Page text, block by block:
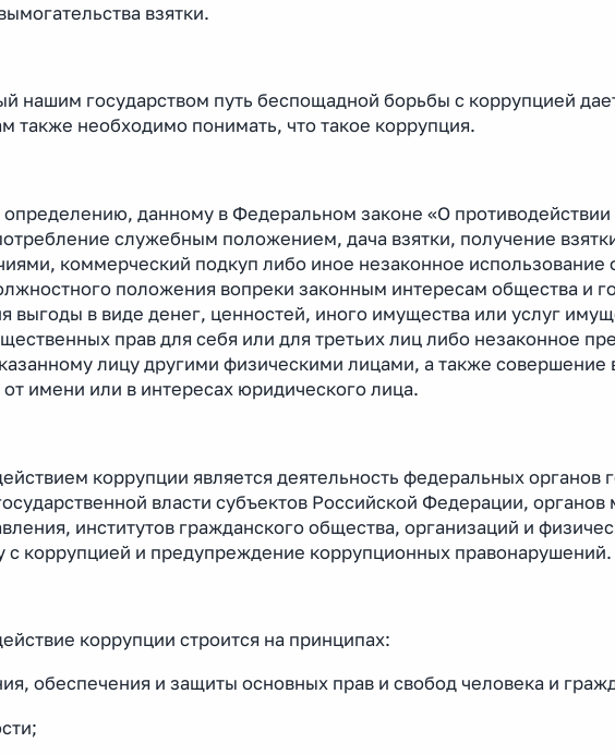
взятки.
нашим государством путь беспощадной борьбы с коррупцией
также необходимо понимать, что такое коррупция.
определению, данному в Федеральном законе «О противодействии
служебным положением, дача взятки, получение
коммерческий подкуп либо иное незаконное
положения вопреки законным интересам общества и
выгоды в виде денег, ценностей, иного имущества или услуг
прав для себя или для третьих лиц либо незаконное
лицу другими физическими лицами, а также
от имени или в интересах юридического лица.
коррупции является деятельность федеральных органов
власти субъектов Российской Федерации, органов
институтов гражданского общества, организаций и
с коррупцией и предупреждение коррупционных правонарушений.
коррупции строится на принципах:
обеспечения и защиты основных прав и свобод человека и